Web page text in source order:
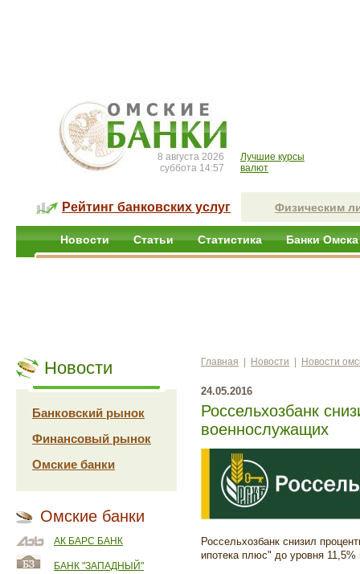
8 августа 2026
суббота 14:57
Лучшие курсы
валют
Рейтинг банковских услуг Физическим
Новости Статьи Статистика Банки Омска
Новости
Банковский рынок
Финансовый рынок
Омские банки
Омские банки
АК БАРС БАНК
БАНК "ЗАПАДНЫЙ"
Главная Новости Новости
24.05.2016
Россельхозбанк
военнослужащих
Россельхозбанк снизил
ипотека плюс" до уровня 11,5%